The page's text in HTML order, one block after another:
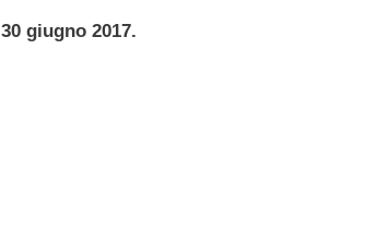
30 giugno 2017.